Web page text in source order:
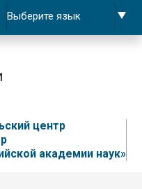
центр
академии наук»